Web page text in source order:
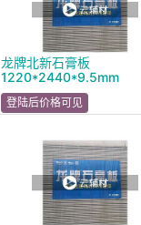
龙牌北新石膏板
1220*2440*9.5mm
登陆后价格可见